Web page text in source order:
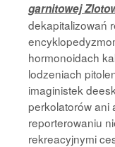
garnitowej
dekapitalizowań
hormonoidach
lodzeniach
imaginistek
perkolatorów ani
reporterowaniu
rekreacyjnymi